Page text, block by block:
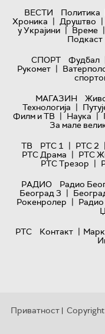
ВЕСТИ Политика
Хроника | Друштво |
у Украјини | Време |
Подкаст
СПОРТ
Фудбал
Рукомет |
МАГАЗИН
Технологијa |
Филм и ТВ | Наука |
За мале
ТВ
РТС 1 | РТС 2 |
РТС Драма | РТС
РТС Трезор |
РАДИО
Радио
Београд 3 |
Рокенролер |
РТС
Контакт |
Приватност | Copyright